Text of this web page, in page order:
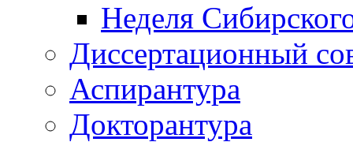
Неделя
Диссертационный
Аспирантура
Докторантура